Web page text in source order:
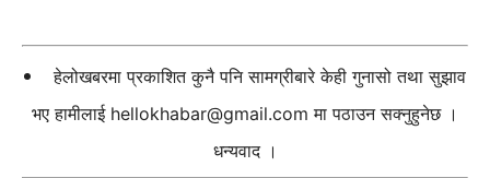
हेलोखबरमा प्रकाशित कुनै पनि सामग्रीबारे केही गुनासो तथा सुझाव
भए हामीलाई hellokhabar@gmail.com मा पठाउन सक्नुहुनेछ ।
धन्यवाद ।